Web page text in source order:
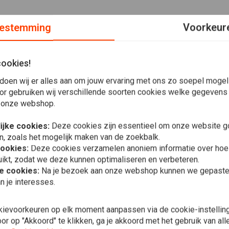
06-17Dyna (excl. FXDLS); 08-20 Touring; 09-20 Trike; 14-
binnenkant; 3,25 "boutcirkel; Afmetingen: 11,5 "/
montagegaten; 5 mm dik; Breedte remblokken van 42 mm
die tot de beste op de markt behoren. Daarom kunnen
merken als het gaat om koppelings- en remdelen. De prijs
zoekfunctie of gewoon door te bladeren!
In
Remrotor
wij er alles aan om jouw ervaring met ons zo soepel
gebruiken wij verschillende soorten cookies welke
webshop.
cookies: Deze cookies zijn essentieel om onze website
zoals het mogelijk maken van de zoekbalk.
Deze cookies verzamelen anoniem informatie over
zodat we deze kunnen optimaliseren en verbeteren.
cookies: Na je bezoek aan onze webshop kunnen we
je interesses.
op elk moment aanpassen via de cookie-
op "Akkoord" te klikken, ga je akkoord met het gebruik van